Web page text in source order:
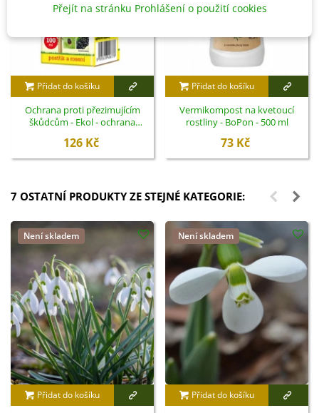
Přidat do košíku
Ochrana proti přezimujícím
škůdcům - Ekol - ochrana
126 Kč
Přidat do košíku
Vermikompost na kvetoucí
rostliny - BoPon - 500 ml
73 Kč
7 OSTATNÍ PRODUKTY ZE STEJNÉ KATEGORIE:
Není skladem
Přidat do košíku
Není skladem
Přidat do košíku
Přejít na stránku Prohlášení o použití cookies